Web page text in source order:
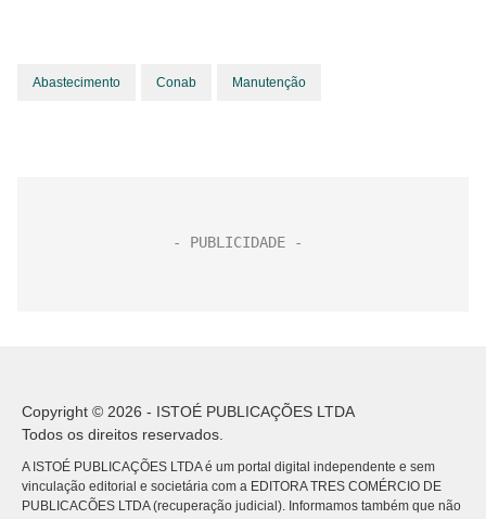
Abastecimento Conab Manutenção
Copyright © 2026 - ISTOÉ PUBLICAÇÕES LTDA
Todos os direitos reservados.
A ISTOÉ PUBLICAÇÕES LTDA é um portal digital independente e sem
vinculação editorial e societária com a EDITORA TRES COMÉRCIO DE
PUBLICACÕES LTDA (recuperação judicial). Informamos também que não